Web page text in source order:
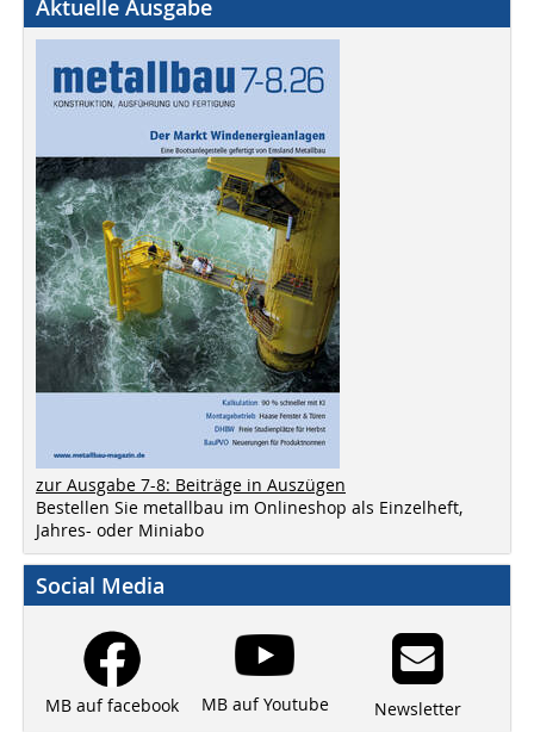
Aktuelle Ausgabe
zur Ausgabe 7-8: Beiträge in Auszügen
Bestellen Sie metallbau im Onlineshop als Einzelheft,
Jahres- oder Miniabo
Social Media
MB auf facebook MB auf Youtube Newsletter